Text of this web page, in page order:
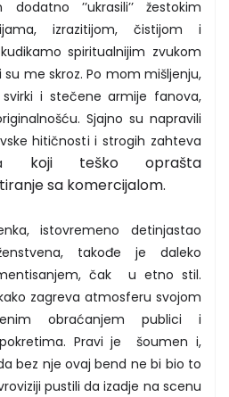
’’ukrasili’’ žestokim
izrazitijom, čistijom i
spiritualnijim zvukom
su me skroz. Po mom mišljenju,
i stečene armije fanova,
Sjajno su napravili
hitičnosti i strogih zahteva
koji teško oprašta
sa komercijalom.
istovremeno detinjastao
takođe je daleko
čak u etno stil.
zagreva atmosferu svojom
obraćanjem publici i
Pravi je šoumen i,
bez nje ovaj bend ne bi bio to
pustili da izadje na scenu